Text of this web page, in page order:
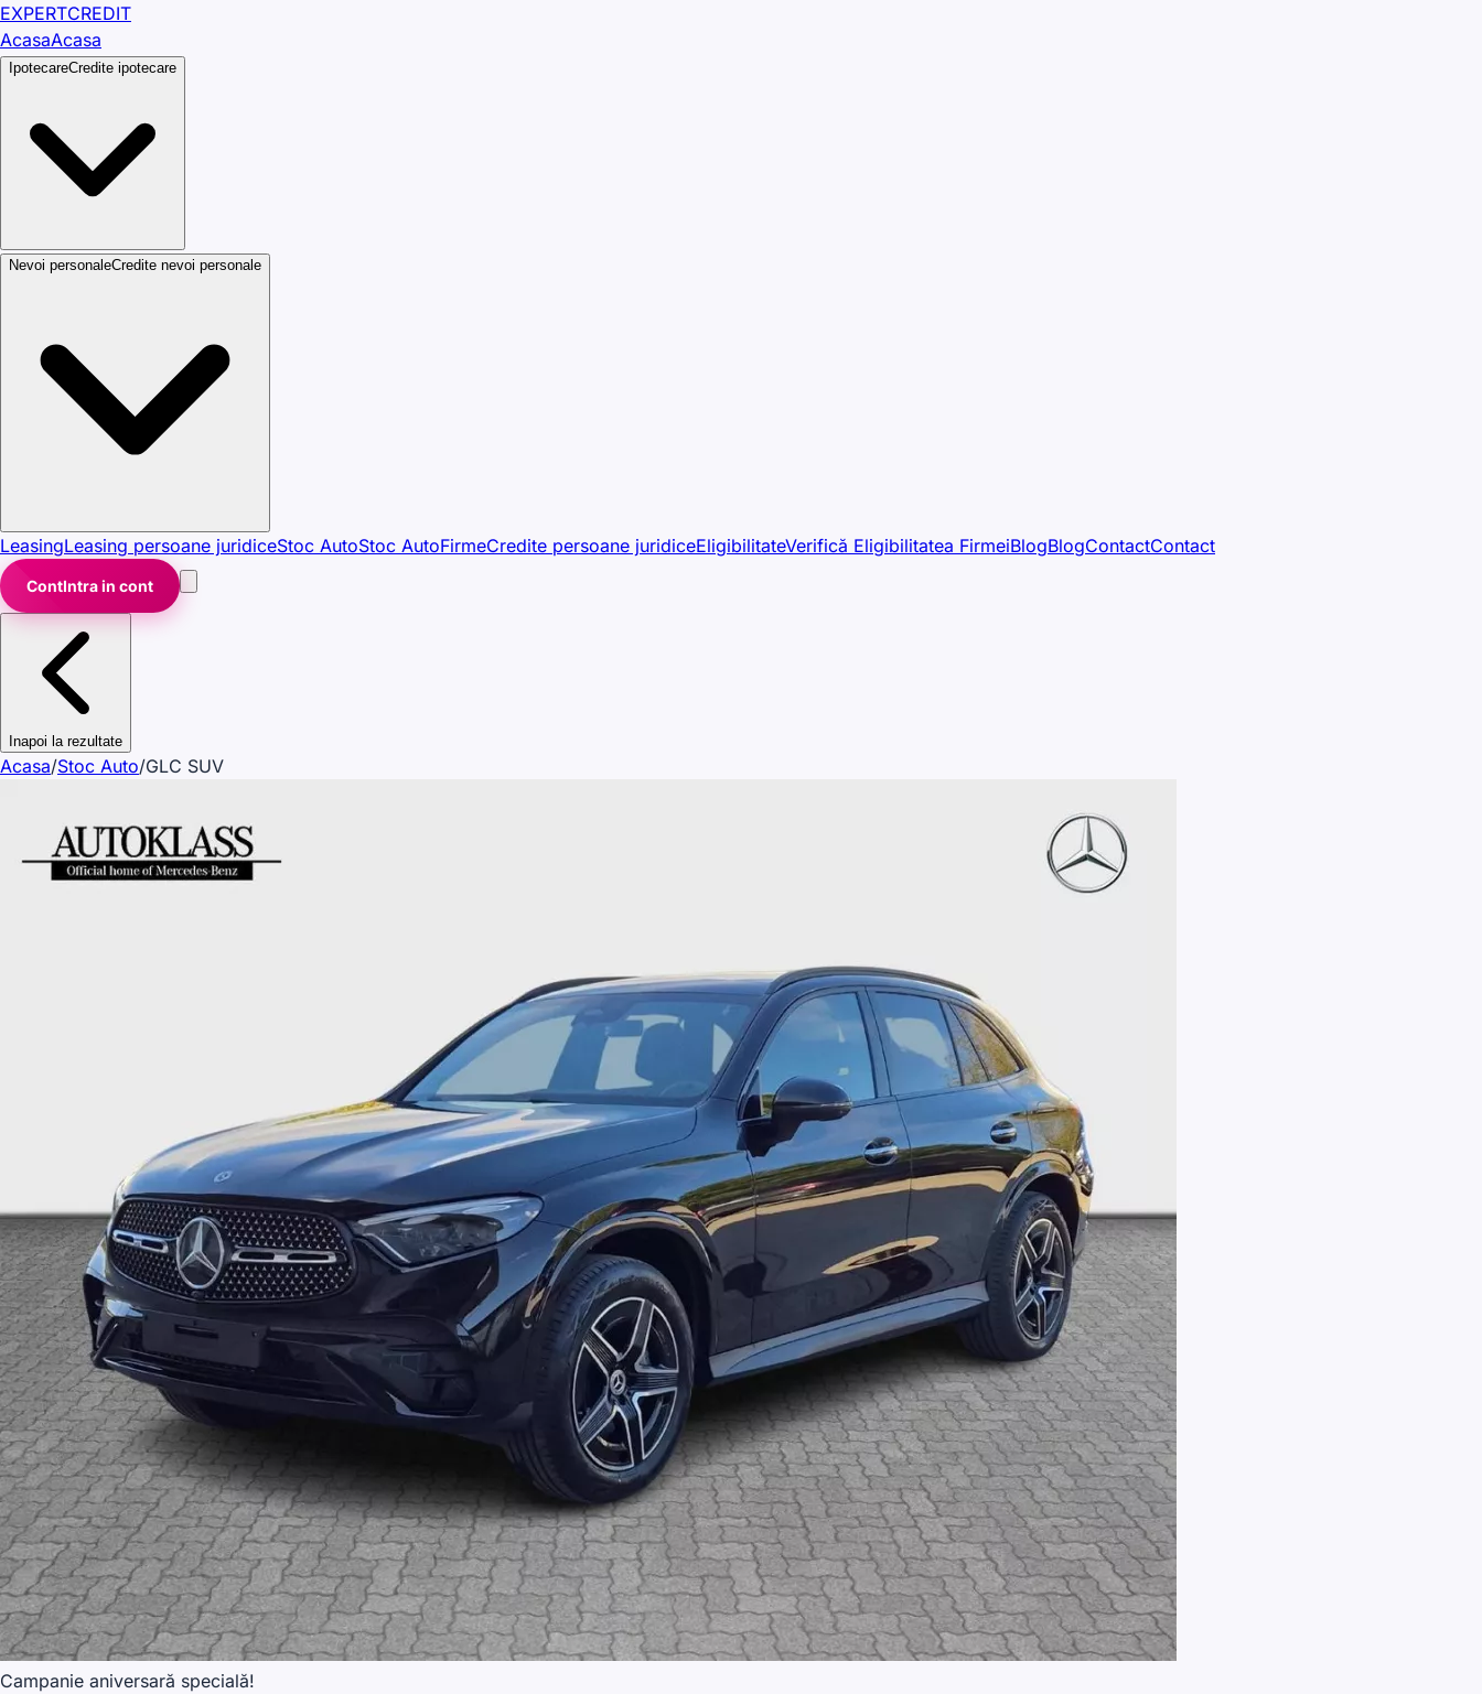
EXPERTCREDIT
AcasaAcasa
IpotecareCredite ipotecare
Nevoi personaleCredite nevoi personale
LeasingLeasing persoane juridiceStoc AutoStoc AutoFirmeCredite persoane juridiceEligibilitateVerifică Eligibilitatea FirmeiBlogBlogContactContact
ContIntra in cont
Inapoi la rezultate
Acasa/Stoc Auto/GLC SUV
Campanie aniversară specială!